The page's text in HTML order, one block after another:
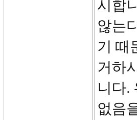
시합
않는
기 때
거하
니다.
없음